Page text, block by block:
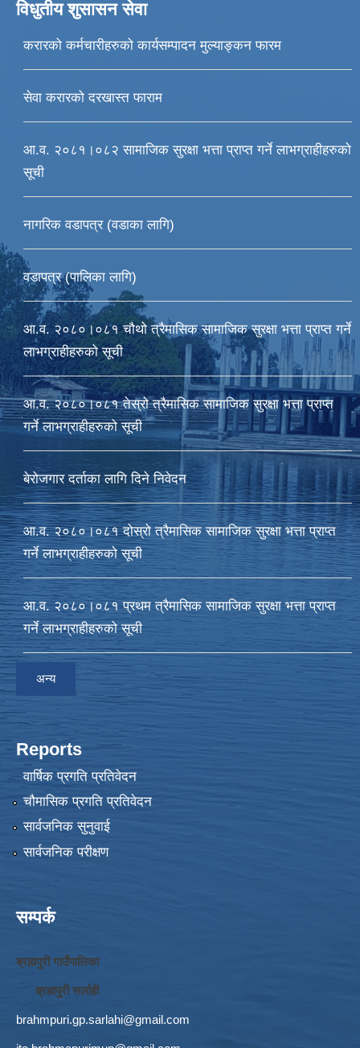
विधुतीय शुसासन सेवा
करारको कर्मचारीहरुको कार्यसम्पादन मुल्याङ्कन फारम
सेवा करारको दरखास्त फाराम
आ.व. २०८१।०८२ सामाजिक सुरक्षा भत्ता प्राप्त गर्ने लाभग्राहीहरुको
सूची
नागरिक वडापत्र (वडाका लागि)
वडापत्र (पालिका लागि)
आ‍.व. २०८०।०८१ चौथो त्रैमासिक सामाजिक सुरक्षा भत्ता प्राप्त गर्ने
लाभग्राहीहरुको सूची
आ‍.व. २०८०।०८१ तेस्रो त्रैमासिक सामाजिक सुरक्षा भत्ता प्राप्त
गर्ने लाभग्राहीहरुको सूची
बेरोजगार दर्ताका लागि दिने निवेदन
आ.व. २०८०।०८१ दोस्रो त्रैमासिक सामाजिक सुरक्षा भत्ता प्राप्त
गर्ने लाभग्राहीहरुको सूची
आ‍.व. २०८०।०८१ प्रथम त्रैमासिक सामाजिक सुरक्षा भत्ता प्राप्त
गर्ने लाभग्राहीहरुको सूची
अन्य
Reports
वार्षिक प्रगति प्रतिवेदन
चौमासिक प्रगति प्रतिवेदन
सार्वजनिक सुनुवाई
सार्वजनिक परीक्षण
सम्पर्क
ब्रह्मपुरी गाउँपालिका
ब्रह्मपुरी सर्लाही
brahmpuri.gp.sarlahi@gmail.com